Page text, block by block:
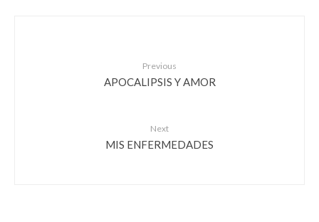
Previous
APOCALIPSIS Y AMOR
Next
MIS ENFERMEDADES